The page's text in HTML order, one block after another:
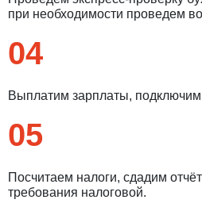
при необходимости проведем
04
Выплатим зарплаты,
05
Посчитаем налоги, сдадим
требования налоговой.